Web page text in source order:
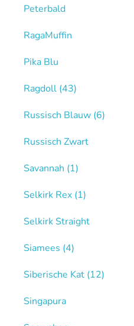
Peterbald
RagaMuffin
Pika Blu
Ragdoll (43)
Russisch Blauw (6)
Russisch Zwart
Savannah (1)
Selkirk Rex (1)
Selkirk Straight
Siamees (4)
Siberische Kat (12)
Singapura